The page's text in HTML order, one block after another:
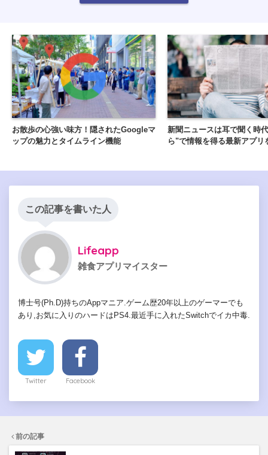
お散歩の心強い味方！隠されたGoogleマ
ップの魅力とタイムライン機能
新聞ニュースは耳で聞く時
ら"で情報を得る最新アプリ
この記事を書いた人
Lifeapp
雑食アプリマイスター
博士号(Ph.D)持ちのAppマニア.ゲーム歴20年以上のゲーマーでも
あり,お気に入りのハードはPS4.最近手に入れたSwitchでイカ中毒.
Twitter Facebook
前の記事